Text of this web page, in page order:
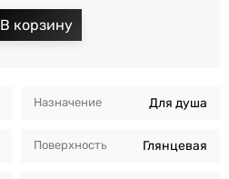
Назначение Для душа
Поверхность Глянцевая